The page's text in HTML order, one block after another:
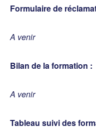
Formulaire de
A venir
Bilan de la formation :
A venir
Tableau suivi des